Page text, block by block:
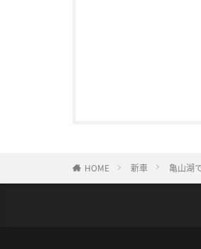
HOME 新車 亀山湖